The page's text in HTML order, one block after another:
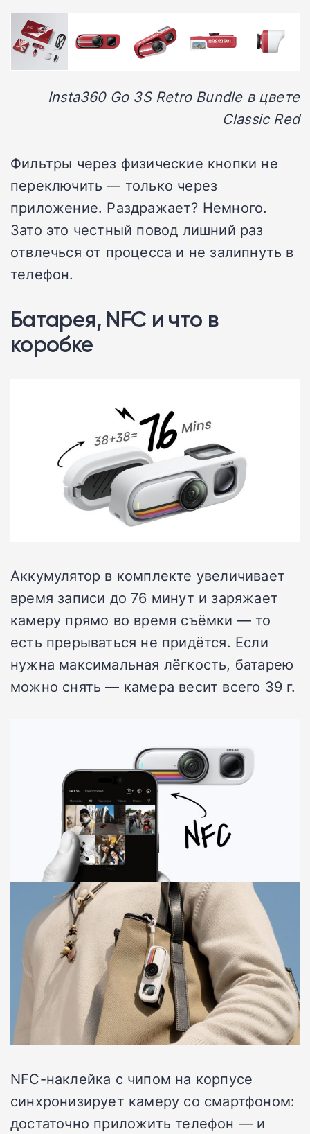
Insta360 Go 3S Retro Bundle в цвете
Classic Red
Фильтры через физические кнопки не
переключить — только через
приложение. Раздражает? Немного.
Зато это честный повод лишний раз
отвлечься от процесса и не залипнуть в
телефон.
Батарея, NFC и что в
коробке
Аккумулятор в комплекте увеличивает
время записи до 76 минут и заряжает
камеру прямо во время съёмки — то
есть прерываться не придётся. Если
нужна максимальная лёгкость, батарею
можно снять — камера весит всего 39 г.
NFC-наклейка с чипом на корпусе
синхронизирует камеру со смартфоном:
достаточно приложить телефон — и